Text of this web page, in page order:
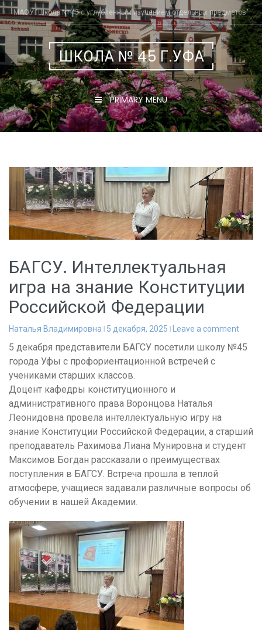
Skip
to
content
МАОУ "Школа № 45 с углубленным изучением отдельных предметов"
ШКОЛА № 45 Г.УФА
PRIMARY MENU
БАГСУ. Интеллектуальная
игра на знание Конституции
Российской Федерации
Наталья Владимировна 5 декабря, 2025 Leave a comment
5 декабря представители БАГСУ посетили школу №45
города Уфы с профориентационной встречей с
учениками старших классов.
Доцент кафедры конституционного и
административного права Воронцова Наталья
Леонидовна провела интеллектуальную игру на
знание Конституции Российской Федерации, а старший
преподаватель Рахимова Лиана Мунировна и студент
Максимов Богдан рассказали о преимуществах
поступления в БАГСУ. Встреча прошла в теплой
атмосфере, учащиеся задавали различные вопросы об
обучении в нашей Академии.